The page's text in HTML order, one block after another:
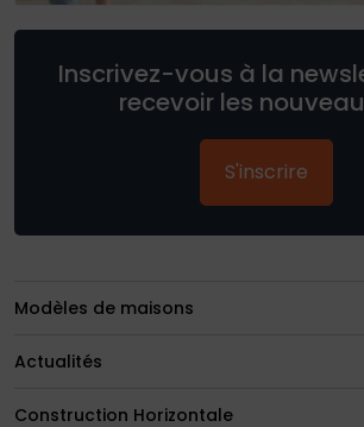
Inscrivez-vous à la
recevoir les
S'inscrire
Modèles de maisons
Actualités
Construction Horizontale